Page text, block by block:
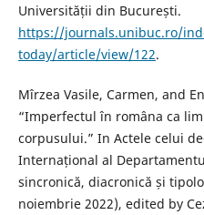
Universității din București.
https://journals.unibuc.ro/
today/article/view/122.
Mîrzea Vasile, Carmen, and
“Imperfectul în româna ca
corpusului.” In Actele celui
Internațional al
sincronică, diacronică și
noiembrie 2022), edited by